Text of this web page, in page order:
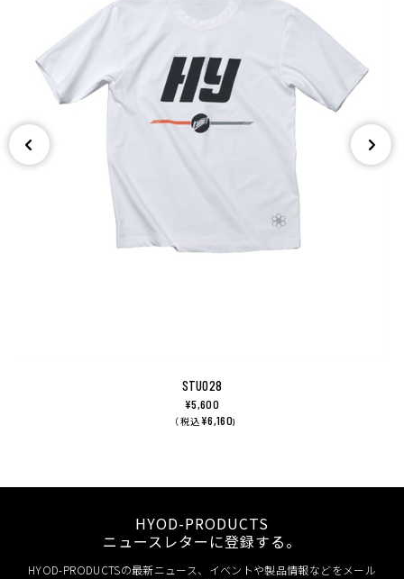
STU028
¥5,600
（ 税込¥6,160)
HYOD-PRODUCTS
ニュースレターに登録する。
HYOD-PRODUCTSの最新ニュース、イベントや製品情報などをメール